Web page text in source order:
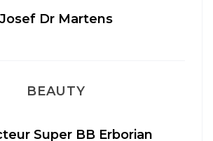
Josef Dr Martens
BEAUTY
Super BB Erborian